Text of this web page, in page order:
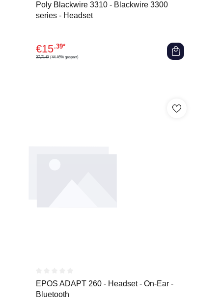
Durchschnittliche Bewertung von 0 von 5 Sternen
Poly Blackwire 3310 - Blackwire 3300
series - Headset
€15.39*
27,71 €* (44.46% gespart)
Durchschnittliche Bewertung von 0 von 5 Sternen
EPOS ADAPT 260 - Headset - On-Ear -
Bluetooth